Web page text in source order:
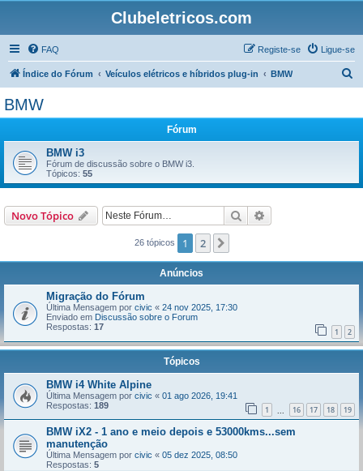
Clubeletricos.com
FAQ Ligue-se
Registe-se
Índice do Fórum Veículos elétricos e híbridos plug-in BMW
s
BMW
Fórum
BMW i3
Fórum de discussão sobre o BMW i3.
Tópicos: 55
Novo Tópico Pesquisar
26 tópicos 1 2
Anúncios
Migração do Fórum
Última Mensagem por civic « 24 nov 2025, 17:30
Enviado em Discussão sobre o Forum
Respostas: 17 1 2
Tópicos
BMW i4 White Alpine
Última Mensagem por civic « 01 ago 2026, 19:41
Respostas: 189 1 16 17 18 19
BMW iX2 - 1 ano e meio depois e 53000kms...sem
manutenção
Última Mensagem por civic « 05 dez 2025, 08:50
Respostas: 5